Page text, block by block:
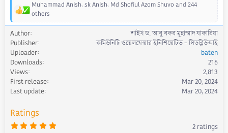
R
e
a
c
t
i
o
n
s
:
Muhammad Anish, sk Anish, Md Shofiul Azom Shuvo and 244
others
Author
শাইখ ড. আবু বকর মুহাম্মাদ যাকারিয়া
Publisher
কমিউনিটি ওয়েলফেয়ার ইনিশিয়েটিভ - সিডব্লিউআই
Uploader
baten
Downloads
216
Views
2,813
First release
Mar 20, 2024
Last update
Mar 20, 2024
Ratings
5 2 ratings